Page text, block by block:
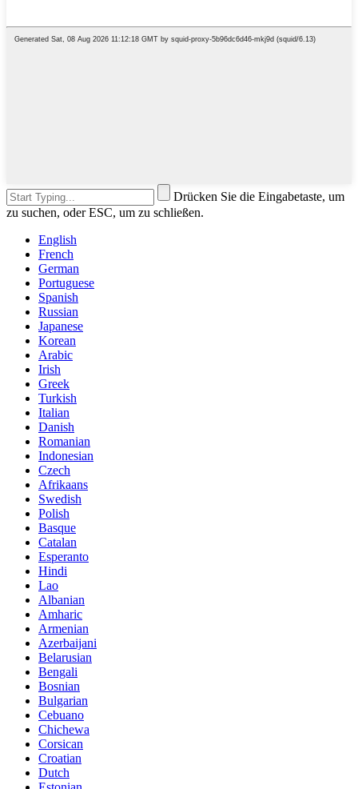
Drücken Sie die Eingabetaste, um
zu suchen, oder ESC, um zu schließen.
English
French
German
Portuguese
Spanish
Russian
Japanese
Korean
Arabic
Irish
Greek
Turkish
Italian
Danish
Romanian
Indonesian
Czech
Afrikaans
Swedish
Polish
Basque
Catalan
Esperanto
Hindi
Lao
Albanian
Amharic
Armenian
Azerbaijani
Belarusian
Bengali
Bosnian
Bulgarian
Cebuano
Chichewa
Corsican
Croatian
Dutch